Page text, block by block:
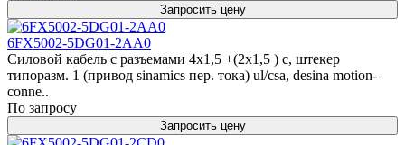
Запросить цену
6FX5002-5DG01-2AA0
Силовой кабель с разъемами 4x1,5 +(2x1,5 ) c, штекер
типоразм. 1 (привод sinamics пер. тока) ul/csa, desina motion-
conne..
По запросу
Запросить цену